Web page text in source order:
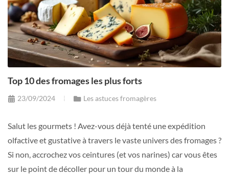
Top 10 des fromages les plus forts
23/09/2024 Les astuces fromagères
Salut les gourmets ! Avez-vous déjà tenté une expédition
olfactive et gustative à travers le vaste univers des fromages ?
Si non, accrochez vos ceintures (et vos narines) car vous êtes
sur le point de décoller pour un tour du monde à la